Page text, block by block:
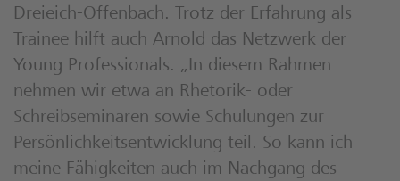
Dreieich-Offenbach. Trotz der Erfahrung als
Trainee hilft auch Arnold das Netzwerk der
Young Professionals. „In diesem Rahmen
nehmen wir etwa an Rhetorik- oder
Schreibseminaren sowie Schulungen zur
Persönlichkeitsentwicklung teil. So kann ich
meine Fähigkeiten auch im Nachgang des